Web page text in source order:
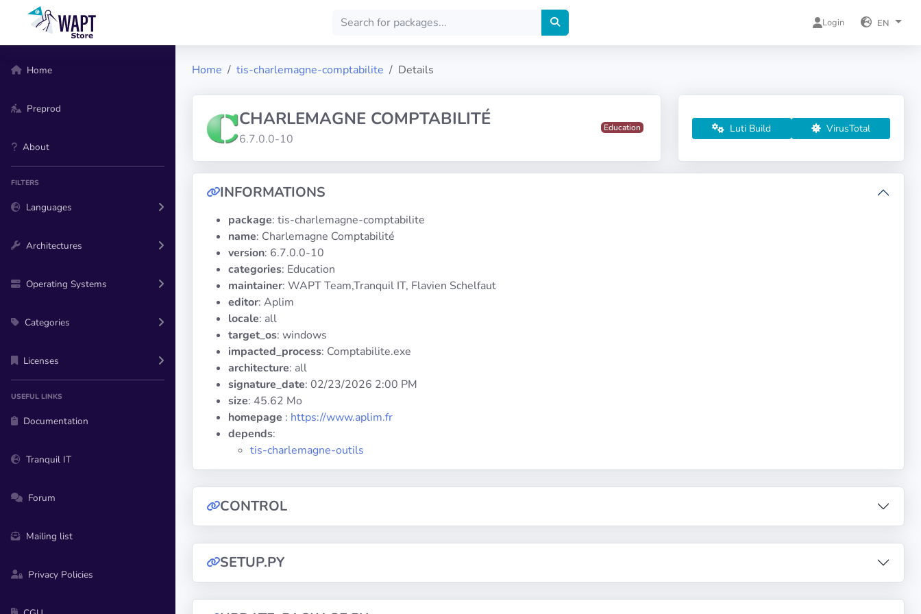
Login EN
Home
Preprod
About
FILTERS
Languages
Architectures
Operating Systems
Categories
Licenses
USEFUL LINKS
Documentation
Tranquil IT
Forum
Mailing list
Privacy Policies
Home tis-charlemagne-comptabilite Details
CHARLEMAGNE COMPTABILITÉ
6.7.0.0-10
Education Luti Build VirusTotal
INFORMATIONS
package: tis-charlemagne-comptabilite
name: Charlemagne Comptabilité
version: 6.7.0.0-10
categories: Education
maintainer: WAPT Team,Tranquil IT, Flavien Schelfaut
editor: Aplim
locale: all
target_os: windows
impacted_process: Comptabilite.exe
architecture: all
signature_date: 02/23/2026 2:00 PM
size: 45.62 Mo
homepage : https://www.aplim.fr
depends:
tis-charlemagne-outils
CONTROL
SETUP.PY